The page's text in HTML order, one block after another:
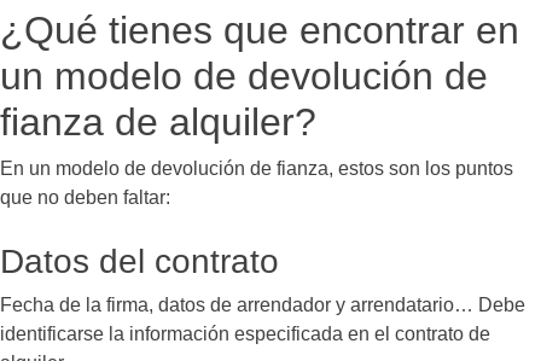
¿Qué tienes que encontrar en
un modelo de devolución de
fianza de alquiler?
En un modelo de devolución de fianza, estos son los puntos
que no deben faltar:
Datos del contrato
Fecha de la firma, datos de arrendador y arrendatario… Debe
identificarse la información especificada en el contrato de